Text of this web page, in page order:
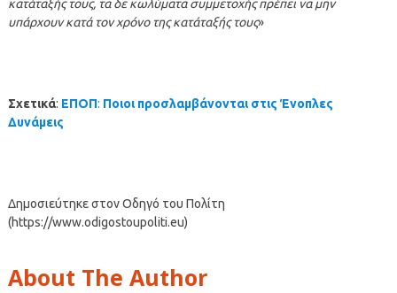
κατάταξής τους, τα δε κωλύματα συμμετοχής πρέπει να μην
υπάρχουν κατά τον χρόνο της κατάταξής τους»
Σχετικά: ΕΠΟΠ: Ποιοι προσλαμβάνονται στις Ένοπλες
Δυνάμεις
Δημοσιεύτηκε στον Οδηγό του Πολίτη
(https://www.odigostoupoliti.eu)
About The Author